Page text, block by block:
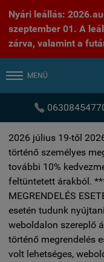
Nyári leállás:
szeptember 01. A
zárva, valamint a
MENÜ

2026 július 19-től
történő személyes
további 10%
feltüntetett árakból.
MEGRENDELÉS
esetén tudunk
weboldalon szereplő
történő megrendelés
volt lehetséges,